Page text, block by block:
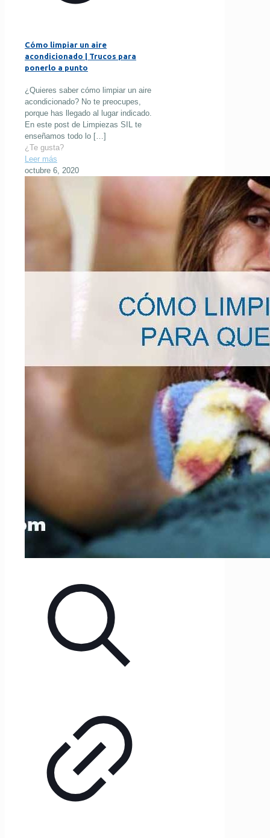
Cómo limpiar un aire
acondicionado | Trucos para
ponerlo a punto
¿Quieres saber cómo limpiar un aire
acondicionado? No te preocupes,
porque has llegado al lugar indicado.
En este post de Limpiezas SIL te
enseñamos todo lo […]
¿Te gusta?
Leer más
octubre 6, 2020